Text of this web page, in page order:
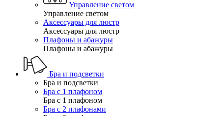
Управление светом
Управление светом
Аксессуары для люстр
Аксессуары для люстр
Плафоны и абажуры
Плафоны и абажуры
Бра и подсветки
Бра и подсветки
Бра с 1 плафоном
Бра с 1 плафоном
Бра с 2 плафонами